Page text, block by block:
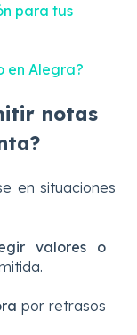
para tus
en Alegra?
notas
en situaciones
valores o
por retrasos